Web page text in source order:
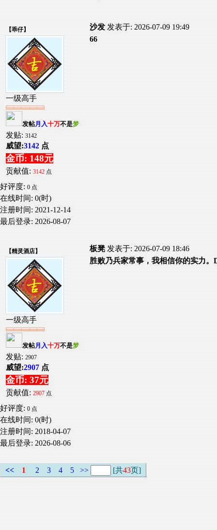
【乖仔】
一级高手
发帖月入十万不是梦
发贴: 3142
威望:3142 点
金币: 148元
贡献值: 3142 点
好评度: 0 点
在线时间: 0(时)
注册时间: 2021-12-14
最后登录: 2026-08-07
沙发 发表于: 2026-07-09 19:49
66
【精灵酒店】
一级高手
发帖月入十万不是梦
发贴: 2907
威望:2907 点
金币: 37元
贡献值: 2907 点
好评度: 0 点
在线时间: 0(时)
注册时间: 2018-04-07
最后登录: 2026-08-06
板凳 发表于: 2026-07-09 18:46
胜败乃兵家常事，我相信你的实力
<< 1 2 3 4 5 >> [共43页]